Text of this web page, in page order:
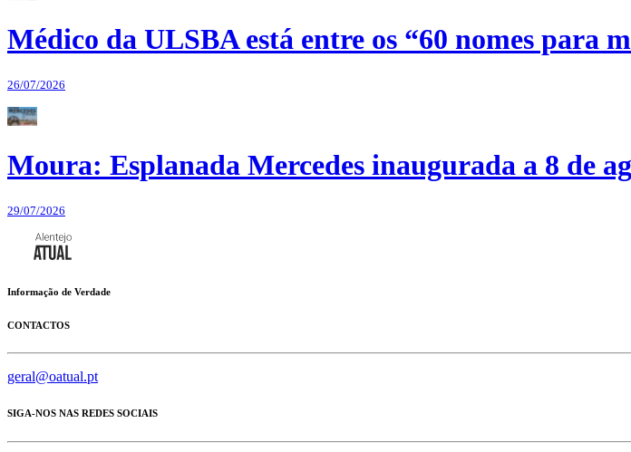
Médico da ULSBA está entre os “60 nomes para
26/07/2026
Moura: Esplanada Mercedes inaugurada a 8 de
29/07/2026
Informação de Verdade
CONTACTOS
geral@oatual.pt
SIGA-NOS NAS REDES SOCIAIS